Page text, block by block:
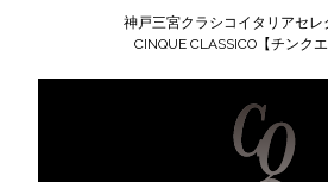
神戸三宮クラシコイタリアセレ
CINQUE CLASSICO【チンクエ